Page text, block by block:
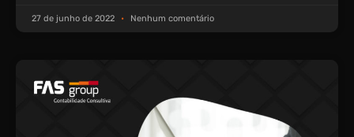
27 de junho de 2022 Nenhum comentário